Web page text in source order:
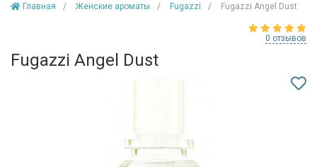
Главная Женские ароматы Fugazzi Fugazzi Angel Dust
0 отзывов
Fugazzi Angel Dust